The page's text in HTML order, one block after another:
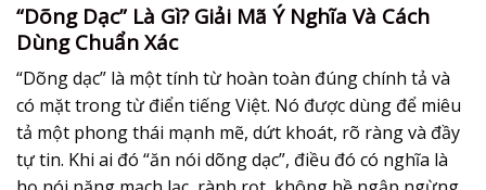
“Dõng Dạc” Là Gì? Giải Mã Ý Nghĩa Và Cách
Dùng Chuẩn Xác
“Dõng dạc” là một tính từ hoàn toàn đúng chính tả và
có mặt trong từ điển tiếng Việt. Nó được dùng để miêu
tả một phong thái mạnh mẽ, dứt khoát, rõ ràng và đầy
tự tin. Khi ai đó “ăn nói dõng dạc”, điều đó có nghĩa là